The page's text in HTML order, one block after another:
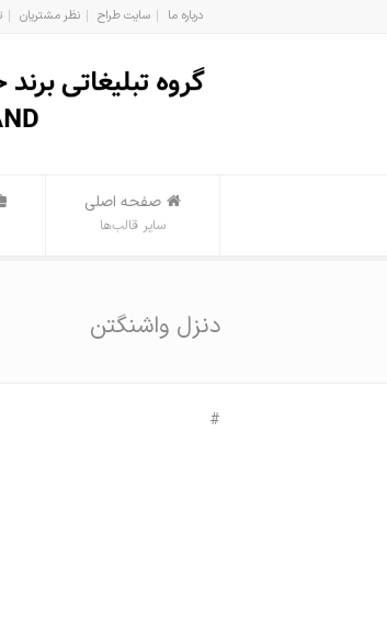
درباره ما سایت طراح نظر مشتریان
صفحه اصلی
سایر قالب‌ها
دنزل واشنگتن
#